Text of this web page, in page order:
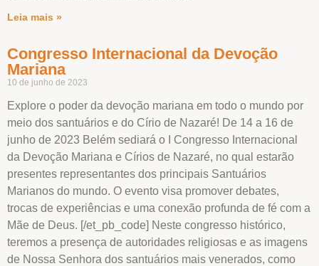
Leia mais »
Congresso Internacional da Devoção
Mariana
10 de junho de 2023
Explore o poder da devoção mariana em todo o mundo por
meio dos santuários e do Círio de Nazaré! De 14 a 16 de
junho de 2023 Belém sediará o I Congresso Internacional
da Devoção Mariana e Círios de Nazaré, no qual estarão
presentes representantes dos principais Santuários
Marianos do mundo. O evento visa promover debates,
trocas de experiências e uma conexão profunda de fé com a
Mãe de Deus. [/et_pb_code] Neste congresso histórico,
teremos a presença de autoridades religiosas e as imagens
de Nossa Senhora dos santuários mais venerados, como